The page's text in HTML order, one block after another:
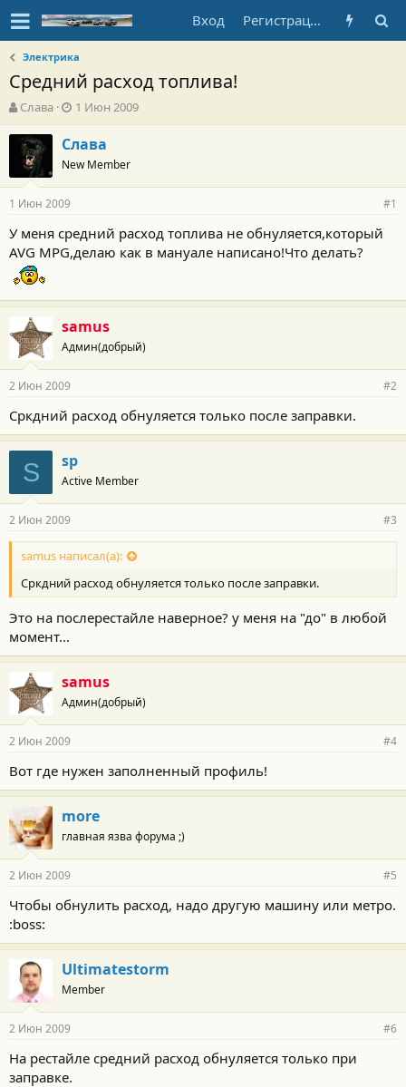
Вход Регистрация
Электрика
Средний расход топлива!
А
в
т
о
р
т
е
м
ы
Слава
Д
а
т
а
н
а
а
л
а
1 Июн 2009
Слава
New Member
1 Июн 2009 #1
У меня средний расход топлива не обнуляется,который
AVG MPG,делаю как в мануале написано!Что делать?
samus
Админ(добрый)
2 Июн 2009 #2
Сркдний расход обнуляется только после заправки.
S sp
Active Member
2 Июн 2009 #3
samus написал(а):
Сркдний расход обнуляется только после заправки.
Это на послерестайле наверное? у меня на "до" в любой
момент...
samus
Админ(добрый)
2 Июн 2009 #4
Вот где нужен заполненный профиль!
more
главная язва форума ;)
2 Июн 2009 #5
Чтобы обнулить расход, надо другую машину или метро.
:boss:
Ultimatestorm
Member
2 Июн 2009 #6
На рестайле средний расход обнуляется только при
заправке.